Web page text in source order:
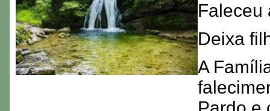
Faleceu
Deixa
A